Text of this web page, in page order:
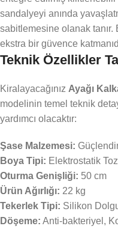
sandalyeyi anında
sabitlemesine olanak
ekstra bir güvence
Teknik Özellikler
Kiralayacağınız Ayağı
modelinin temel teknik
yardımcı olacaktır:
Şase Malzemesi:
Boya Tipi: Elektrostatik
Oturma Genişliği: 50 cm
Ürün Ağırlığı: 22 kg
Tekerlek Tipi: Silikon
Döşeme: Anti-bakteriyel,